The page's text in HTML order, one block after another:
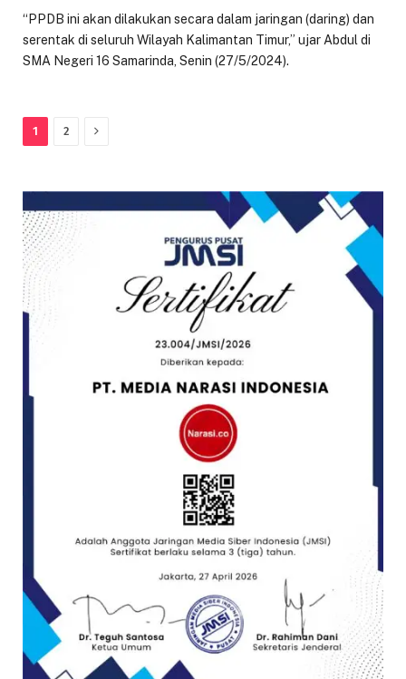
“PPDB ini akan dilakukan secara dalam jaringan (daring) dan
serentak di seluruh Wilayah Kalimantan Timur,” ujar Abdul di
SMA Negeri 16 Samarinda, Senin (27/5/2024).
1 2 Next